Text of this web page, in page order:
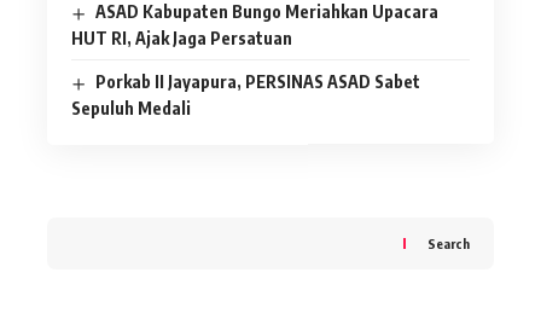
ASAD Kabupaten Bungo Meriahkan Upacara
HUT RI, Ajak Jaga Persatuan
Porkab II Jayapura, PERSINAS ASAD Sabet
Sepuluh Medali
Search